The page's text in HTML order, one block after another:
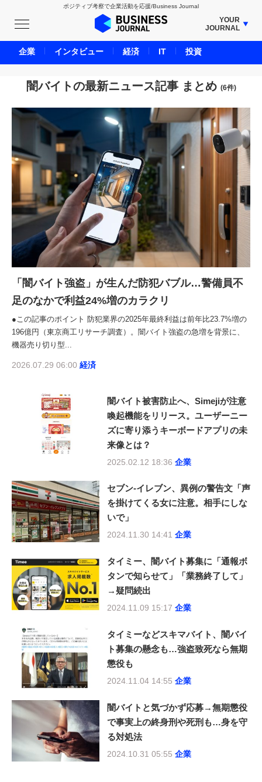
ポジティブ考察で企業活動を応援/Business Journal
YOUR
JOURNAL
BUSINESS JOURNAL
UNICORN JOURNAL
CARBON CREDITS JOURNAL
ENERGY MANAGEMENT JOURNAL
INBOUND JOURNAL
LIFE ENDING JOURNAL
AI JOURNAL
REAL ESTATE BROKERAGE JOURNAL
SMART MARKETING JOURNAL
BPaaS JOURNAL
ADOPTABLE DOG JOURNAL
闇バイトの最新ニュース記事 まとめ (6件)
「闇バイト強盗」が生んだ防犯バブル…警備員不
足のなかで利益24%増のカラクリ
●この記事のポイント 防犯業界の2025年最終利益は前年比23.7%増の
196億円（東京商工リサーチ調査）。闇バイト強盗の急増を背景に、
機器売り切り型...
2026.07.29 06:00 経済
闇バイト被害防止へ、Simejiが注意
喚起機能をリリース。ユーザーニー
ズに寄り添うキーボードアプリの未
来像とは？
2025.02.12 18:36 企業
セブン-イレブン、異例の警告文「声
を掛けてくる女に注意。相手にしな
いで」
2024.11.30 14:41 企業
タイミー、闇バイト募集に「通報ボ
タンで知らせて」「業務終了して」
→疑問続出
2024.11.09 15:17 企業
タイミーなどスキマバイト、闇バイ
ト募集の懸念も…強盗致死なら無期
懲役も
2024.11.04 14:55 企業
闇バイトと気づかず応募→無期懲役
で事実上の終身刑や死刑も…身を守
る対処法
2024.10.31 05:55 企業
企業 インタビュー 経済 IT 投資